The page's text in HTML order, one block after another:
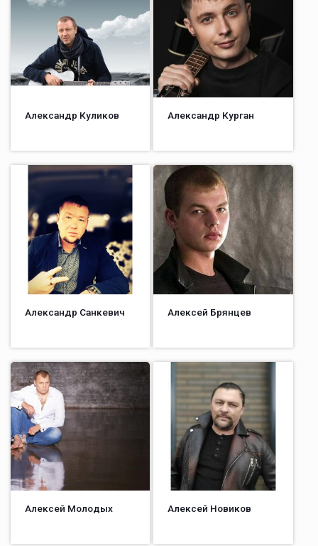
Александр Куликов Александр Курган
Александр Санкевич Алексей Брянцев
Алексей Молодых Алексей Новиков